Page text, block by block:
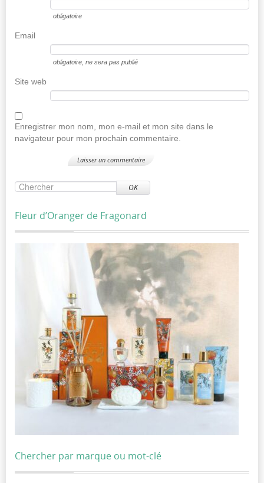
obligatoire
Email
obligatoire , ne sera pas publié
Site web
Enregistrer mon nom, mon e-mail et mon site dans le
navigateur pour mon prochain commentaire.
OK
Fleur d’Oranger de Fragonard
Chercher par marque ou mot-clé